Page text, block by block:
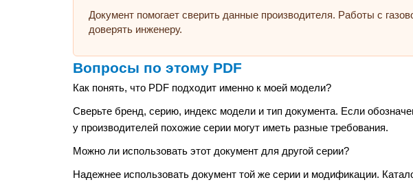
Документ помогает сверить данные производителя. Работы с
доверять инженеру.
Вопросы по этому PDF
Как понять, что PDF подходит именно к моей модели?
Сверьте бренд, серию, индекс модели и тип документа. Если
у производителей похожие серии могут иметь разные требования.
Можно ли использовать этот документ для другой серии?
Надежнее использовать документ той же серии и модификации.